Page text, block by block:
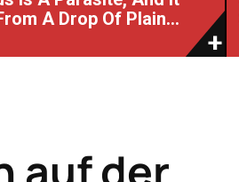
A Drop Of Plain...